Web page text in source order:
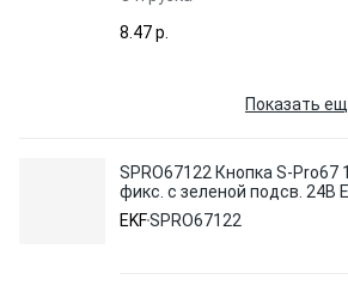
8.47 p.
Показать
SPRO67122 Кнопка S-Pro67
фикс. с зеленой подсв. 24В
EKFSPRO67122